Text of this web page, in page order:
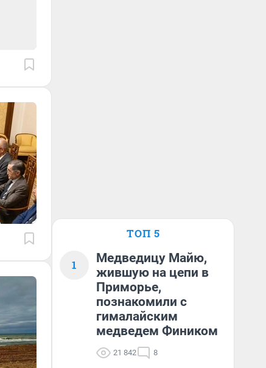
ТОП 5
1
Медведицу Майю,
жившую на цепи в
Приморье,
познакомили с
гималайским
медведем Фиником
21 842 8